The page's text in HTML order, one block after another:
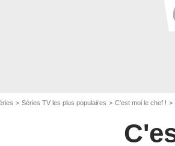
Séries TV les plus populaires C'est moi le chef !